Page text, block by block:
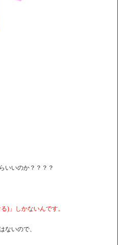
いいのか？？？？
)」しかないんです。
ないので、